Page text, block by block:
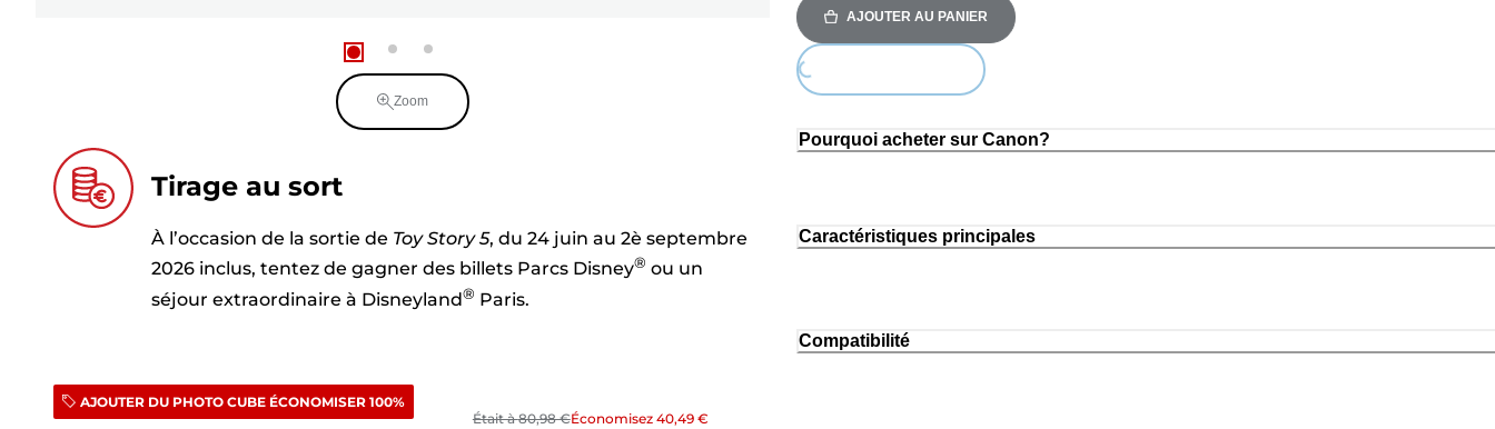
Zoom
Tirage au sort
À l’occasion de la sortie de Toy Story 5, du 24 juin au 2è septembre
2026 inclus, tentez de gagner des billets Parcs Disney® ou un
séjour extraordinaire à Disneyland® Paris.
AJOUTER DU PHOTO CUBE ÉCONOMISER 100%
Était à80,98 €Économisez 40,49 €
AJOUTER AU PANIER
Loading...
Pourquoi acheter sur Canon?
Caractéristiques principales
Compatibilité